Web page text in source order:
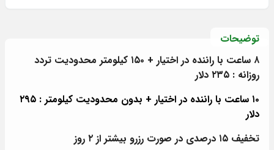
توضیحات
۸ ساعت با راننده در اختیار + ۱۵۰ کیلومتر محدودیت تردد
روزانه : ۲۳۵ دلار
۱۰ ساعت با راننده در اختیار + بدون محدودیت کیلومتر : ۲۹۵
دلار
تخفیف ۱۵ درصدی در صورت رزرو بیشتر از ۲ روز